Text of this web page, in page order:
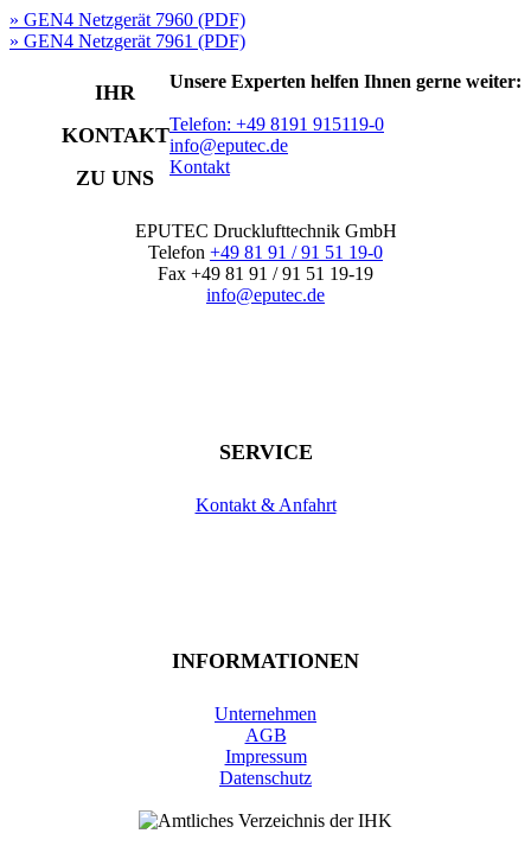
» GEN4 Netzgerät 7960 (PDF)
» GEN4 Netzgerät 7961 (PDF)
Unsere Experten helfen Ihnen gerne weiter:
Telefon: +49 8191 915119-0
info@eputec.de
Kontakt
IHR
KONTAKT
ZU UNS
EPUTEC Drucklufttechnik GmbH
Telefon +49 81 91 / 91 51 19-0
Fax +49 81 91 / 91 51 19-19
info@eputec.de
SERVICE
Kontakt & Anfahrt
INFORMATIONEN
Unternehmen
AGB
Impressum
Datenschutz